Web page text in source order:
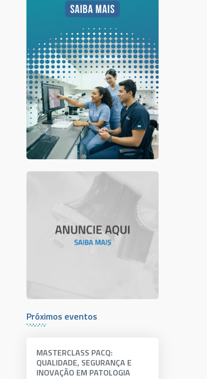
Próximos eventos
MASTERCLASS PACQ:
QUALIDADE, SEGURANÇA E
INOVAÇÃO EM PATOLOGIA